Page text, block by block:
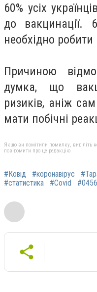
60% усіх
до вакцинації.
необхідно
Причиною
думка, що
ризиків, аніж
мати побічні
Якщо ви помітили помилку, виділіть
повідомити про це редакцію
#Ковід #коронавірус
#статистика
#Covid